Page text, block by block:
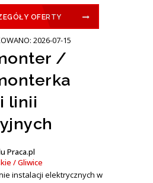
OFERTY
2026-07-15
/
linii
Praca.pl
/ Gliwice
instalacji elektrycznych w